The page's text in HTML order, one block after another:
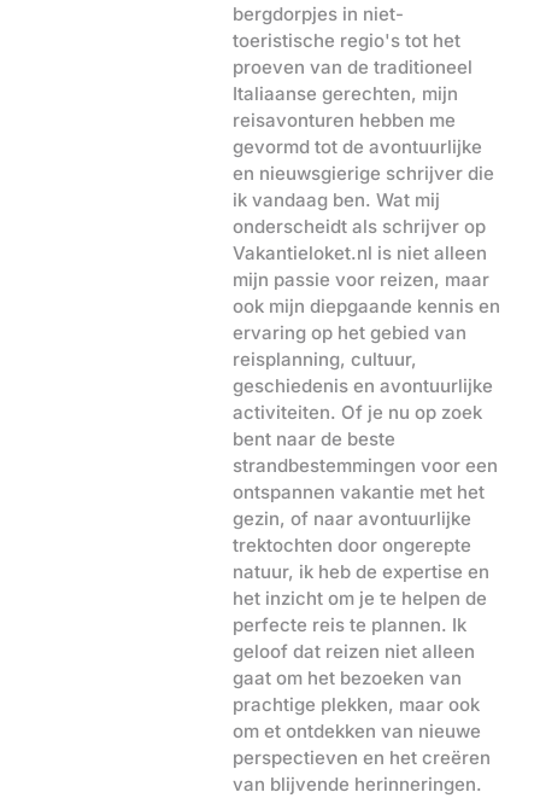
bergdorpjes in niet-
toeristische regio's tot het
proeven van de traditioneel
Italiaanse gerechten, mijn
reisavonturen hebben me
gevormd tot de avontuurlijke
en nieuwsgierige schrijver die
ik vandaag ben. Wat mij
onderscheidt als schrijver op
Vakantieloket.nl is niet alleen
mijn passie voor reizen, maar
ook mijn diepgaande kennis en
ervaring op het gebied van
reisplanning, cultuur,
geschiedenis en avontuurlijke
activiteiten. Of je nu op zoek
bent naar de beste
strandbestemmingen voor een
ontspannen vakantie met het
gezin, of naar avontuurlijke
trektochten door ongerepte
natuur, ik heb de expertise en
het inzicht om je te helpen de
perfecte reis te plannen. Ik
geloof dat reizen niet alleen
gaat om het bezoeken van
prachtige plekken, maar ook
om et ontdekken van nieuwe
perspectieven en het creëren
van blijvende herinneringen.